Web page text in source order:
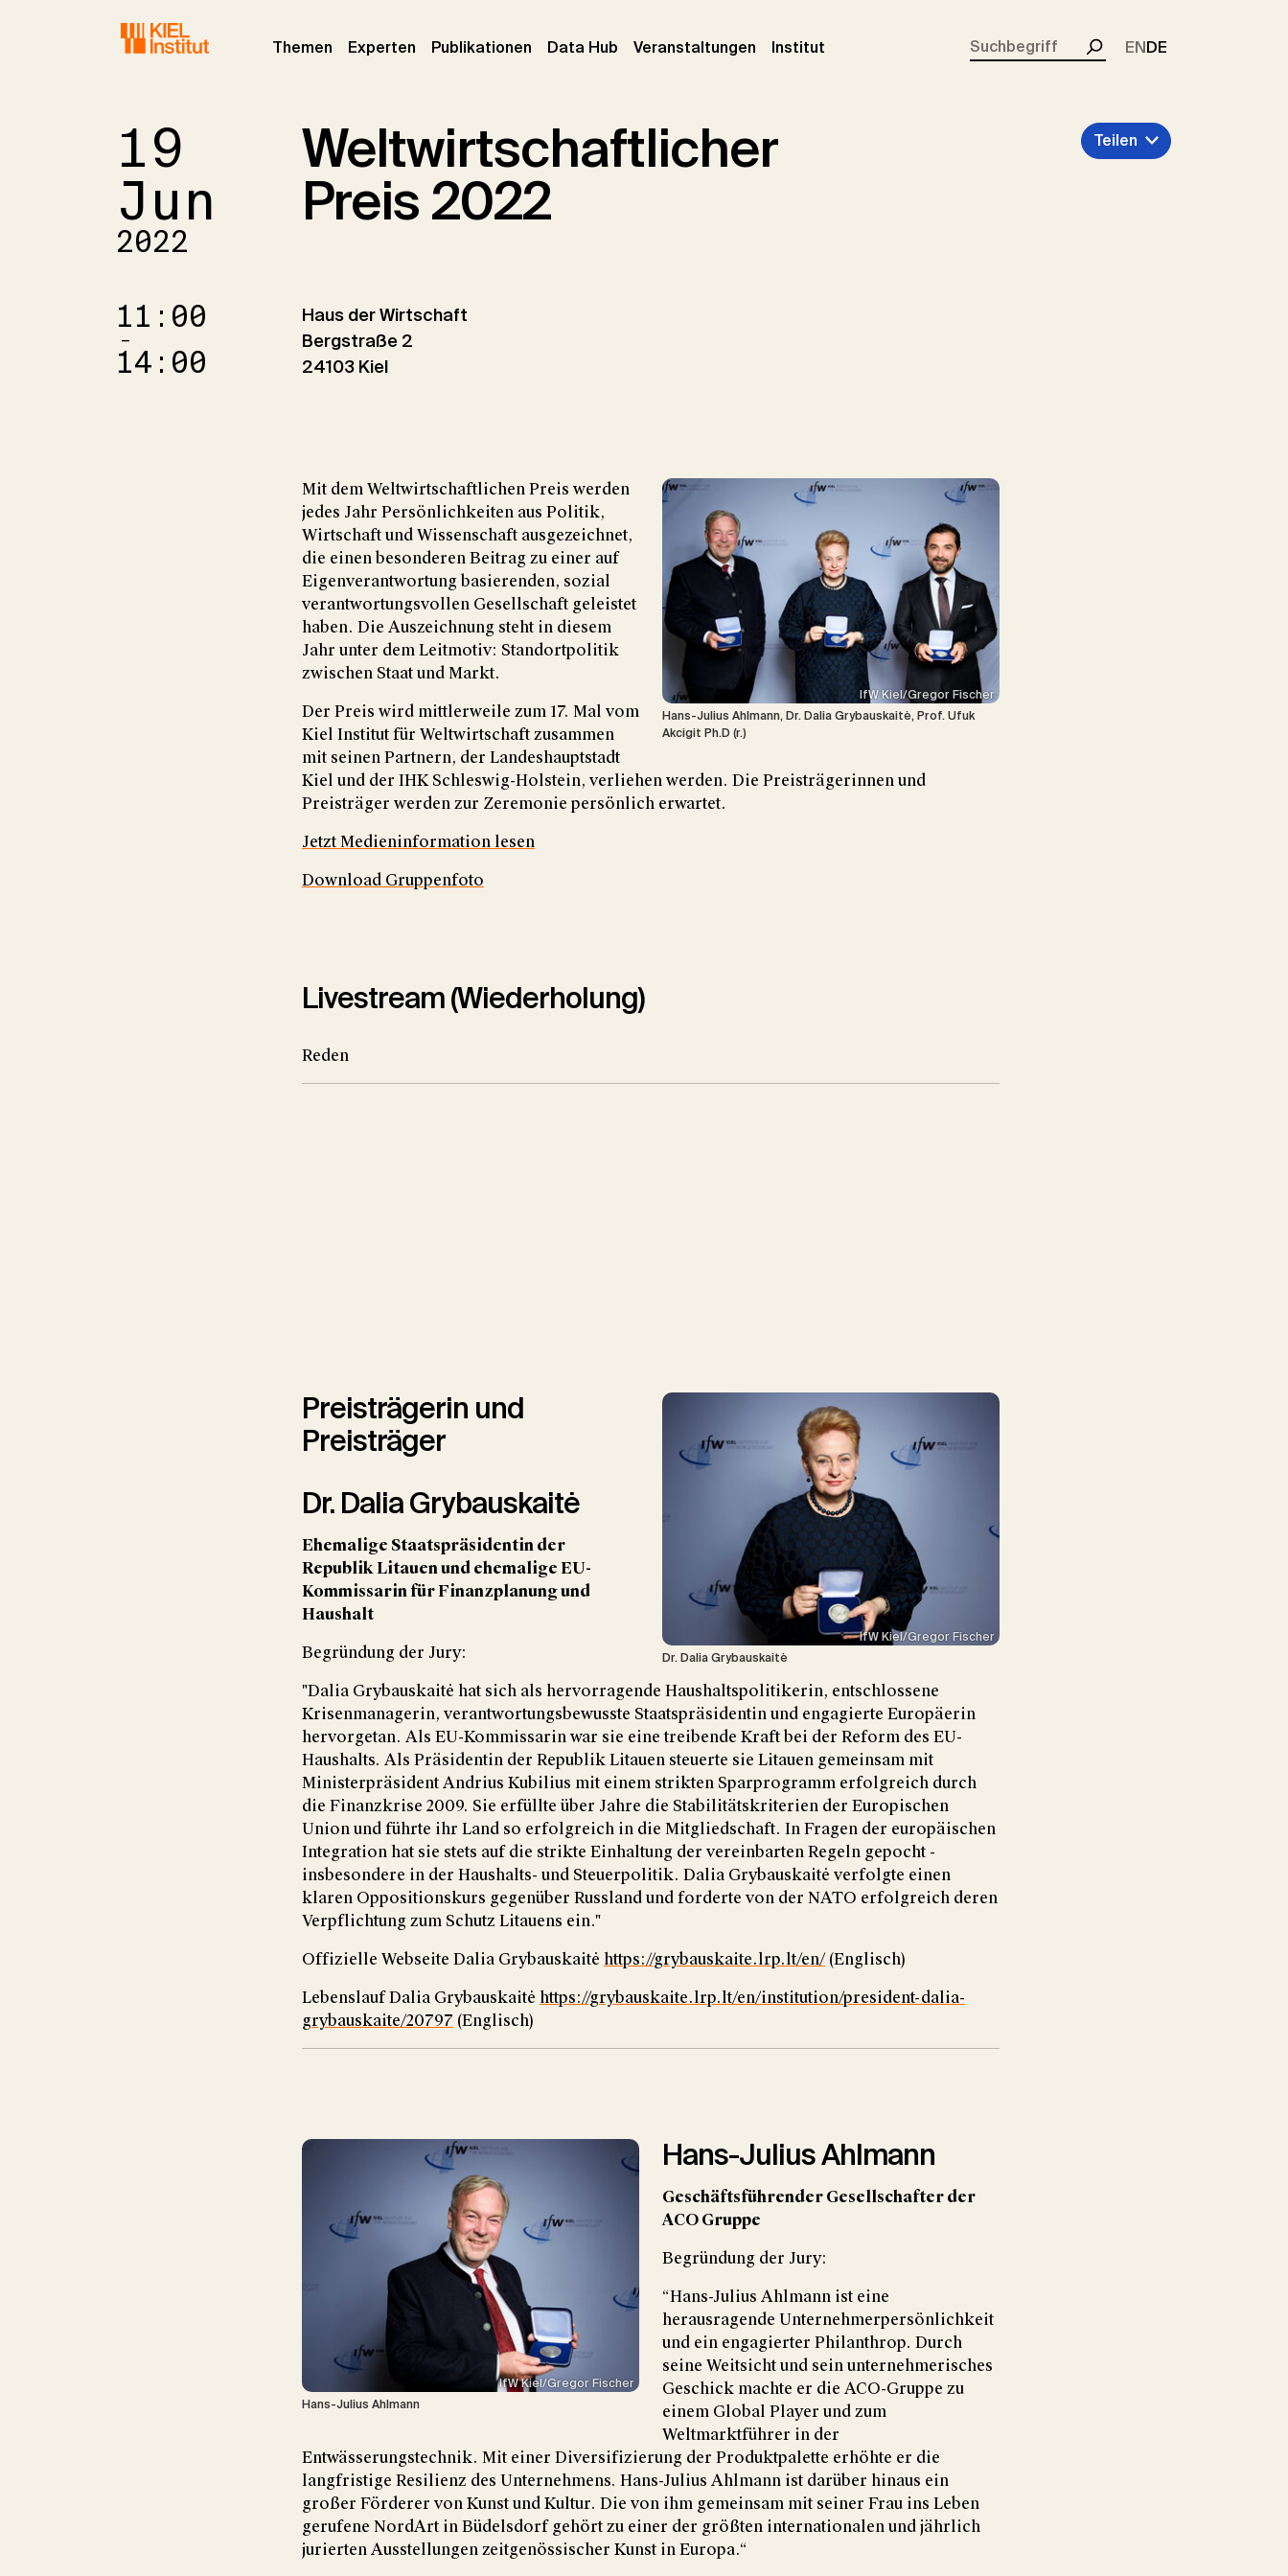
Themen (current)
Experten (current)
Publikationen (current)
Data Hub Veranstaltungen (current)
Institut
Suchen
ENDE
19
Jun
2022
Weltwirtschaftlicher
Preis 2022
Teilen
11:00
–
14:00
Haus der Wirtschaft
Bergstraße 2
24103 Kiel
Hans-Julius Ahlmann, Dr. Dalia Grybauskaitė, Prof. Ufuk
Akcigit Ph.D (r.)
IfW Kiel/Gregor Fischer
Mit dem Weltwirtschaftlichen Preis werden
jedes Jahr Persönlichkeiten aus Politik,
Wirtschaft und Wissenschaft ausgezeichnet,
die einen besonderen Beitrag zu einer auf
Eigenverantwortung basierenden, sozial
verantwortungsvollen Gesellschaft geleistet
haben. Die Auszeichnung steht in diesem
Jahr unter dem Leitmotiv: Standortpolitik
zwischen Staat und Markt.
Der Preis wird mittlerweile zum 17. Mal vom
Kiel Institut für Weltwirtschaft zusammen
mit seinen Partnern, der Landeshauptstadt
Kiel und der IHK Schleswig-Holstein, verliehen werden. Die Preisträgerinnen und
Preisträger werden zur Zeremonie persönlich erwartet.
Jetzt Medieninformation lesen
Download Gruppenfoto
Livestream (Wiederholung)
Reden
YouTube-Videos laden
Website einzubetten
YouTube-Videos laden Alle laden
Dr. Dalia Grybauskaitė
IfW Kiel/Gregor Fischer
Preisträgerin und
Preisträger
Dr. Dalia Grybauskaitė
Ehemalige Staatspräsidentin der
Republik Litauen und ehemalige EU-
Kommissarin für Finanzplanung und
Haushalt
Begründung der Jury:
"Dalia Grybauskaitė hat sich als hervorragende Haushaltspolitikerin, entschlossene
Krisenmanagerin, verantwortungsbewusste Staatspräsidentin und engagierte Europäerin
hervorgetan. Als EU-Kommissarin war sie eine treibende Kraft bei der Reform des EU-
Haushalts. Als Präsidentin der Republik Litauen steuerte sie Litauen gemeinsam mit
Ministerpräsident Andrius Kubilius mit einem strikten Sparprogramm erfolgreich durch
die Finanzkrise 2009. Sie erfüllte über Jahre die Stabilitätskriterien der Europischen
Union und führte ihr Land so erfolgreich in die Mitgliedschaft. In Fragen der europäischen
Integration hat sie stets auf die strikte Einhaltung der vereinbarten Regeln gepocht -
insbesondere in der Haushalts- und Steuerpolitik. Dalia Grybauskaitė verfolgte einen
klaren Oppositionskurs gegenüber Russland und forderte von der NATO erfolgreich deren
Verpflichtung zum Schutz Litauens ein."
Offizielle Webseite Dalia Grybauskaitė https://grybauskaite.lrp.lt/en/(Englisch)
Lebenslauf Dalia Grybauskaitė https://grybauskaite.lrp.lt/en/institution/president-dalia-
grybauskaite/20797 (Englisch)
Hans-Julius Ahlmann
IfW Kiel/Gregor Fischer
Hans-Julius Ahlmann
Geschäftsführender Gesellschafter der
ACO Gruppe
Begründung der Jury:
“Hans-Julius Ahlmann ist eine
herausragende Unternehmerpersönlichkeit
und ein engagierter Philanthrop. Durch
seine Weitsicht und sein unternehmerisches
Geschick machte er die ACO-Gruppe zu
einem Global Player und zum
Weltmarktführer in der
Entwässerungstechnik. Mit einer Diversifizierung der Produktpalette erhöhte er die
langfristige Resilienz des Unternehmens. Hans-Julius Ahlmann ist darüber hinaus ein
großer Förderer von Kunst und Kultur. Die von ihm gemeinsam mit seiner Frau ins Leben
gerufene NordArt in Büdelsdorf gehört zu einer der größten internationalen und jährlich
jurierten Ausstellungen zeitgenössischer Kunst in Europa.“